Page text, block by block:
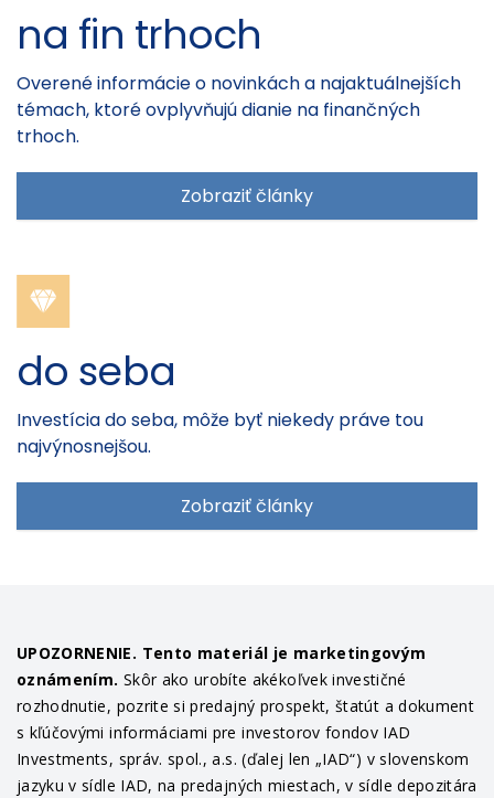
na fin trhoch
Overené informácie o novinkách a najaktuálnejších
témach, ktoré ovplyvňujú dianie na finančných
trhoch.
Zobraziť články
do seba
Investícia do seba, môže byť niekedy práve tou
najvýnosnejšou.
Zobraziť články
UPOZORNENIE. Tento materiál je marketingovým
oznámením. Skôr ako urobíte akékoľvek investičné
rozhodnutie, pozrite si predajný prospekt, štatút a dokument
s kľúčovými informáciami pre investorov fondov IAD
Investments, správ. spol., a.s. (ďalej len „IAD“) v slovenskom
jazyku v sídle IAD, na predajných miestach, v sídle depozitára